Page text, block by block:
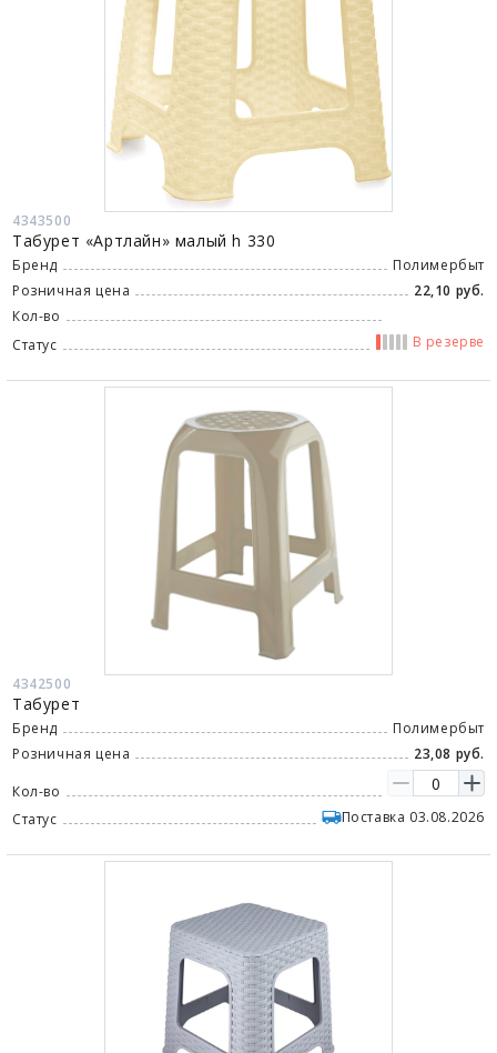
4343500
Табурет «Артлайн» малый h 330
Бренд
Полимербыт
Розничная цена
22,10 руб.
Кол-во
Статус
В резерве
4342500
Табурет
Бренд
Полимербыт
Розничная цена
23,08 руб.
Кол-во
Статус
Поставка 03.08.2026